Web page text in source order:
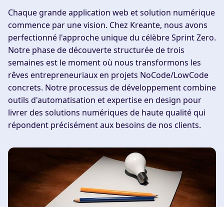
Chaque grande application web et solution numérique
commence par une vision. Chez Kreante, nous avons
perfectionné l'approche unique du célèbre Sprint Zero.
Notre phase de découverte structurée de trois
semaines est le moment où nous transformons les
rêves entrepreneuriaux en projets NoCode/LowCode
concrets. Notre processus de développement combine
outils d'automatisation et expertise en design pour
livrer des solutions numériques de haute qualité qui
répondent précisément aux besoins de nos clients.